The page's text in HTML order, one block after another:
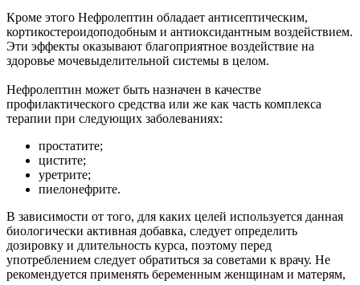
Кроме этого Нефролептин обладает антисептическим,
кортикостероидоподобным и антиоксидантным воздействием.
Эти эффекты оказывают благоприятное воздействие на
здоровье мочевыделительной системы в целом.
Нефролептин может быть назначен в качестве
профилактического средства или же как часть комплекса
терапии при следующих заболеваниях:
простатите;
цистите;
уретрите;
пиелонефрите.
В зависимости от того, для каких целей используется данная
биологически активная добавка, следует определить
дозировку и длительность курса, поэтому перед
употреблением следует обратиться за советами к врачу. Не
рекомендуется применять беременным женщинам и матерям,